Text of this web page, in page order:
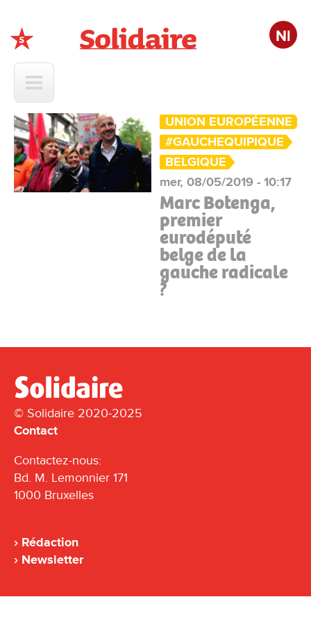
Nl
UNION EUROPÉENNE
#GAUCHEQUIPIQUE
BELGIQUE
mer, 08/05/2019 - 10:17
Marc Botenga,
premier
eurodéputé
belge de la
gauche radicale
?
© Solidaire 2020-2025
Contact
Contactez-nous:
Bd. M. Lemonnier 171
1000 Bruxelles
Rédaction
Newsletter